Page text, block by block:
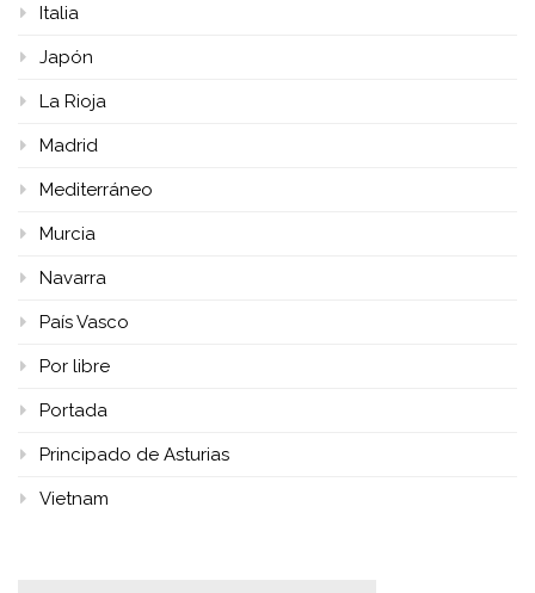
Italia
Japón
La Rioja
Madrid
Mediterráneo
Murcia
Navarra
País Vasco
Por libre
Portada
Principado de Asturias
Vietnam